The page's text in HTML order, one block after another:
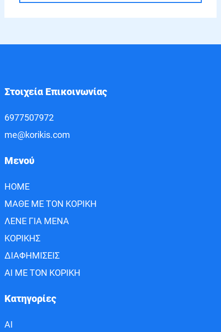
Στοιχεία Επικοινωνίας
6977507972
me@korikis.com
Μενού
HOME
ΜΑΘΕ ΜΕ ΤΟΝ ΚΟΡΙΚΗ
ΛΕΝΕ ΓΙΑ ΜΕΝΑ
ΚΟΡΙΚΗΣ
ΔΙΑΦΗΜΙΣΕΙΣ
AI ΜΕ ΤΟΝ ΚΟΡΙΚΗ
Κατηγορίες
AI